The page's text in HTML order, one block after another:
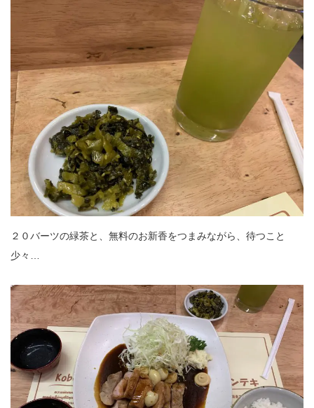
２０バーツの緑茶と、無料のお新香をつまみながら、待つこと
少々…